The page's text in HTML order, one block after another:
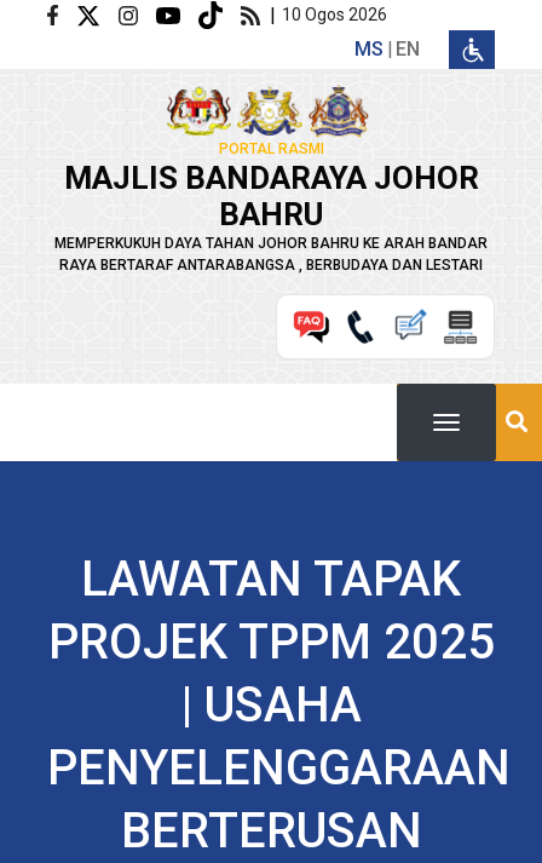
Langkau ke kandungan utama | 10 Ogos 2026
MS EN
PORTAL RASMI
MAJLIS BANDARAYA JOHOR
BAHRU
MEMPERKUKUH DAYA TAHAN JOHOR BAHRU KE ARAH BANDAR
RAYA BERTARAF ANTARABANGSA , BERBUDAYA DAN LESTARI
LAWATAN TAPAK
PROJEK TPPM 2025
| USAHA
PENYELENGGARAAN
BERTERUSAN